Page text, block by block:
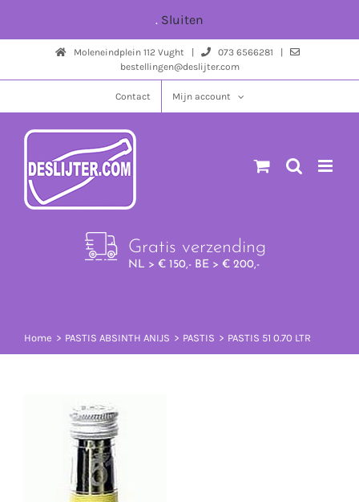
. Sluiten
Moleneindplein 112 Vught |
073 6566281 |
bestellingen@deslijter.com
Contact Mijn account
Gratis verzending
NL > € 150,- BE > € 200,-
Home PASTIS ABSINTH ANIJS PASTIS PASTIS 51 0.70 LTR